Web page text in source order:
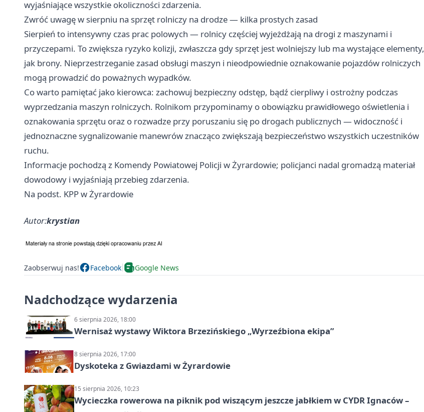
wyjaśniające wszystkie okoliczności zdarzenia.
Zwróć uwagę w sierpniu na sprzęt rolniczy na drodze — kilka prostych zasad
Sierpień to intensywny czas prac polowych — rolnicy częściej wyjeżdżają na drogi z maszynami i
przyczepami. To zwiększa ryzyko kolizji, zwłaszcza gdy sprzęt jest wolniejszy lub ma wystające elementy,
jak brony. Nieprzestrzeganie zasad obsługi maszyn i nieodpowiednie oznakowanie pojazdów rolniczych
mogą prowadzić do poważnych wypadków.
Co warto pamiętać jako kierowca: zachowuj bezpieczny odstęp, bądź cierpliwy i ostrożny podczas
wyprzedzania maszyn rolniczych. Rolnikom przypominamy o obowiązku prawidłowego oświetlenia i
oznakowania sprzętu oraz o rozwadze przy poruszaniu się po drogach publicznych — widoczność i
jednoznaczne sygnalizowanie manewrów znacząco zwiększają bezpieczeństwo wszystkich uczestników
ruchu.
Informacje pochodzą z Komendy Powiatowej Policji w Żyrardowie; policjanci nadal gromadzą materiał
dowodowy i wyjaśniają przebieg zdarzenia.
Na podst. KPP w Żyrardowie
Autor:krystian
Zaobserwuj nas! Facebook Google News
Nadchodzące wydarzenia
6 sierpnia 2026, 18:00
Wernisaż wystawy Wiktora Brzezińskiego „Wyrzeźbiona ekipa”
8 sierpnia 2026, 17:00
Dyskoteka z Gwiazdami w Żyrardowie
15 sierpnia 2026, 10:23
Wycieczka rowerowa na piknik pod wiszącym jeszcze jabłkiem w CYDR Ignaców –